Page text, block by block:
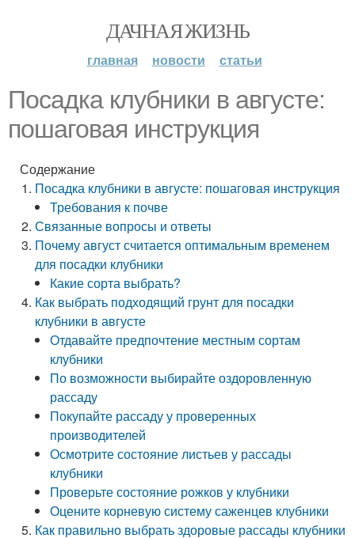
ДАЧНАЯ ЖИЗНЬ
главная новости статьи
Посадка клубники в августе:
пошаговая инструкция
Содержание
Посадка клубники в августе: пошаговая инструкция
Требования к почве
Связанные вопросы и ответы
Почему август считается оптимальным временем
для посадки клубники
Какие сорта выбрать?
Как выбрать подходящий грунт для посадки
клубники в августе
Отдавайте предпочтение местным сортам
клубники
По возможности выбирайте оздоровленную
рассаду
Покупайте рассаду у проверенных
производителей
Осмотрите состояние листьев у рассады
клубники
Проверьте состояние рожков у клубники
Оцените корневую систему саженцев клубники
Как правильно выбрать здоровые рассады клубники